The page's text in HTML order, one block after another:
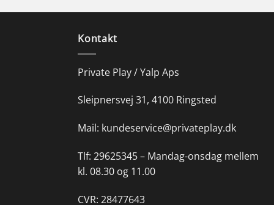
Kontakt
Private Play / Yalp Aps
Sleipnersvej 31, 4100 Ringsted
Mail: kundeservice@privateplay.dk
Tlf: 29625345 – Mandag-onsdag mellem
kl. 08.30 og 11.00
CVR: 28477643